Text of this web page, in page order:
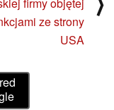
ze strony
USA